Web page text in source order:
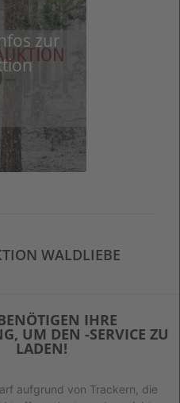
zur
WALDLIEBE
IHRE
UM DEN -SERVICE ZU
LADEN!
aufgrund von Trackern, die